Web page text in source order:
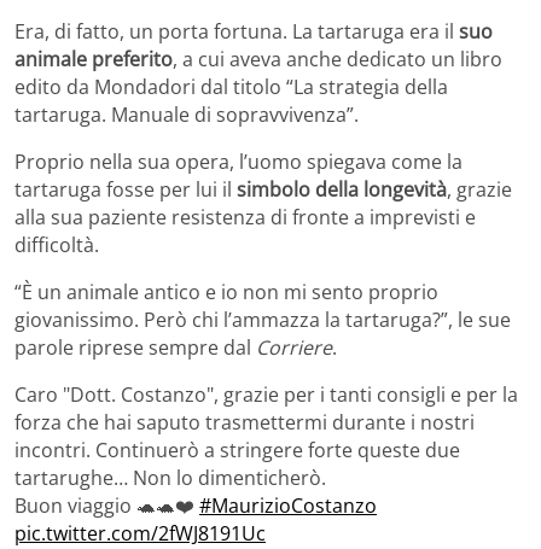
Era, di fatto, un porta fortuna. La tartaruga era il suo
animale preferito, a cui aveva anche dedicato un libro
edito da Mondadori dal titolo “La strategia della
tartaruga. Manuale di sopravvivenza”.
Proprio nella sua opera, l’uomo spiegava come la
tartaruga fosse per lui il simbolo della longevità, grazie
alla sua paziente resistenza di fronte a imprevisti e
difficoltà.
“È un animale antico e io non mi sento proprio
giovanissimo. Però chi l’ammazza la tartaruga?”, le sue
parole riprese sempre dal Corriere.
Caro "Dott. Costanzo", grazie per i tanti consigli e per la
forza che hai saputo trasmettermi durante i nostri
incontri. Continuerò a stringere forte queste due
tartarughe… Non lo dimenticherò.
Buon viaggio 🐢🐢❤️ #MaurizioCostanzo
pic.twitter.com/2fWJ8191Uc